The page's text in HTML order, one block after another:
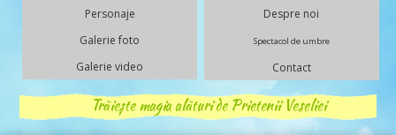
Personaje
Galerie foto
Galerie video
Despre noi
Spectacol de umbre
Contact
Trăiește magia alături de Prietenii Veseliei